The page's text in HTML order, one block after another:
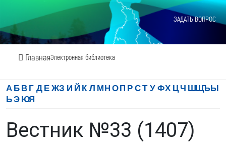
ЗАДАТЬ ВОПРОС
ГлавнаяЭлектронная библиотека
АБВГ ДЕЖЗ И Й К Л МНОП РСТ УФХ ЦЧ ШЩЪЫ
ЬЭЮЯ
Вестник №33 (1407)